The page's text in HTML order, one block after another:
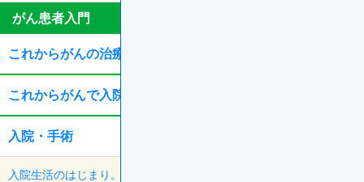
Introduction
Detail
Sub
Menu
Introduction
Detail
Sub
Menu
For
Mobile
がん患者入門
これからがんの治療を始めるあなたへ
これからがんで入院するあなたへ
入院・手術
入院生活のはじまり。どんな生活に？